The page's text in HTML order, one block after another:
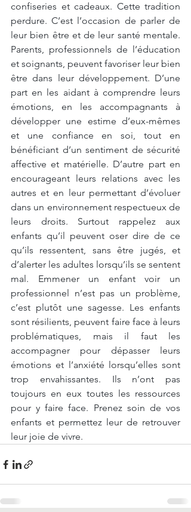
confiseries et cadeaux. Cette tradition
perdure. C’est l’occasion de parler de
leur bien être et de leur santé mentale.
Parents, professionnels de l’éducation
et soignants, peuvent favoriser leur bien
être dans leur développement. D’une
part en les aidant à comprendre leurs
émotions, en les accompagnants à
développer une estime d’eux-mêmes
et une confiance en soi, tout en
bénéficiant d’un sentiment de sécurité
affective et matérielle. D’autre part en
encourageant leurs relations avec les
autres et en leur permettant d’évoluer
dans un environnement respectueux de
leurs droits. Surtout rappelez aux
enfants qu’il peuvent oser dire de ce
qu’ils ressentent, sans être jugés, et
d’alerter les adultes lorsqu’ils se sentent
mal. Emmener un enfant voir un
professionnel n’est pas un problème,
c’est plutôt une sagesse. Les enfants
sont résilients, peuvent faire face à leurs
problématiques, mais il faut les
accompagner pour dépasser leurs
émotions et l’anxiété lorsqu’elles sont
trop envahissantes. Ils n’ont pas
toujours en eux toutes les ressources
pour y faire face. Prenez soin de vos
enfants et permettez leur de retrouver
leur joie de vivre.